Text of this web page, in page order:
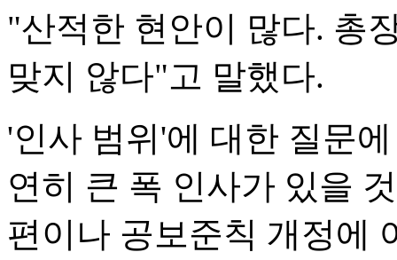
"산적한 현안이 많다. 총
맞지 않다"고 말했다.
'인사 범위'에 대한 질문
연히 큰 폭 인사가 있을
편이나 공보준칙 개정에